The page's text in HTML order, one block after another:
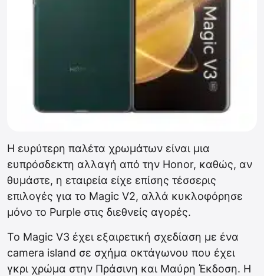
Η ευρύτερη παλέτα χρωμάτων είναι μια
ευπρόσδεκτη αλλαγή από την Honor, καθώς, αν
θυμάστε, η εταιρεία είχε επίσης τέσσερις
επιλογές για το Magic V2, αλλά κυκλοφόρησε
μόνο το Purple στις διεθνείς αγορές.
Το Magic V3 έχει εξαιρετική σχεδίαση με ένα
camera island σε σχήμα οκτάγωνου που έχει
γκρι χρώμα στην Πράσινη και Μαύρη Έκδοση. Η